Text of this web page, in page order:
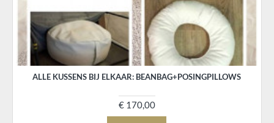
ALLE KUSSENS BIJ ELKAAR: BEANBAG+POSINGPILLOWS
€ 170,00